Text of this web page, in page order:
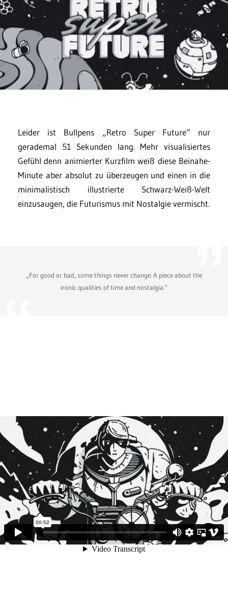
Leider ist Bullpens „Retro Super Future“ nur
gerademal 51 Sekunden lang. Mehr visualisiertes
Gefühl denn animierter Kurzfilm weiß diese Beinahe-
Minute aber absolut zu überzeugen und einen in die
minimalistisch illustrierte Schwarz-Weiß-Welt
einzusaugen, die Futurismus mit Nostalgie vermischt.
„For good or bad, some things never change. A piece about the
ironic qualities of time and nostalgia.“